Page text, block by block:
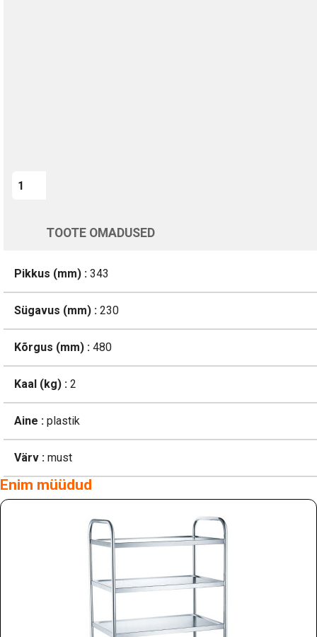
TOOTE OMADUSED
Pikkus (mm) : 343
Sügavus (mm) : 230
Kõrgus (mm) : 480
Kaal (kg) : 2
Aine : plastik
Värv : must
Enim müüdud